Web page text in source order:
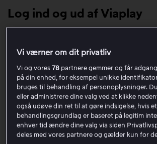
Log ind og ud af Viaplay
på den enhed, du vil bruge. Når du
angive den e-mailadresse og
da du oprettede kontoen.
Hvis du har glemt din adgangskode,
artikelfor instruktioner om, hvordan du
Læsdenne artikelfor instruktioner om,
installerer Viaplay-appen på forskellige
Vi værner om dit privatliv
Vi og vores78 partnere gemmer og får
på din enhed, for eksempel unikke
bruges til behandling af personoplysninger.
eller administrere dine valg ved at klikke
også udøve din ret til at gøre indsigelse, hvis et
behandlingsgrundlag er baseret på legitim
enhver tid ændre dine valg via siden
deles med vores partnere og gælder kun for